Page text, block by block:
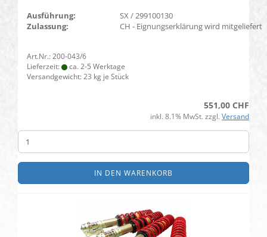
Ausführung:
SX / 299100130
Zulassung:
CH - Eignungserklärung wird mitgeliefert
Art.Nr.: 200-043/6
Lieferzeit:
ca. 2-5 Werktage
Versandgewicht:23 kg je Stück
551,00 CHF
inkl. 8.1% MwSt. zzgl. Versand
IN DEN WARENKORB